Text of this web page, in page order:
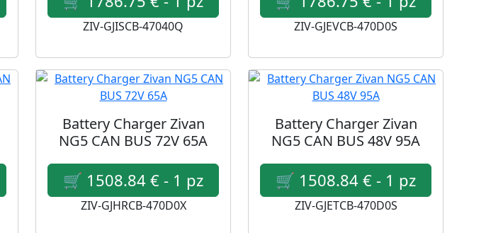
ZIV-GJISCB-47040Q ZIV-GJEVCB-470D0S
Battery Charger Zivan
NG5 CAN BUS 72V 65A
ZIV-GJHRCB-470D0X
Battery Charger Zivan
NG5 CAN BUS 48V 95A
ZIV-GJETCB-470D0S